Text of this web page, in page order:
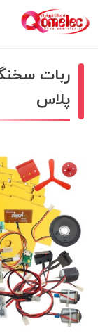
ربات
پلاس